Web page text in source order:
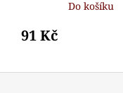
Do košíku
91 Kč
Z